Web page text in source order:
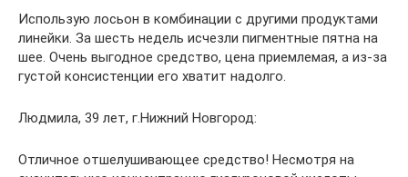
Использую лосьон в комбинации с другими продуктами
линейки. За шесть недель исчезли пигментные пятна на
шее. Очень выгодное средство, цена приемлемая, а из-за
густой консистенции его хватит надолго.
Людмила, 39 лет, г.Нижний Новгород:
Отличное отшелушивающее средство! Несмотря на